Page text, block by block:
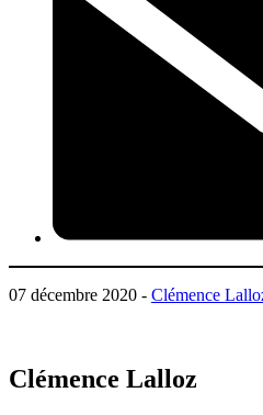
07 décembre 2020 - Clémence
Clémence Lalloz